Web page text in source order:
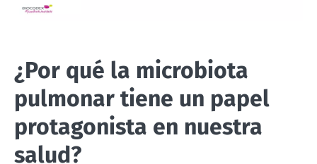
¿Por qué la microbiota
pulmonar tiene un papel
protagonista en nuestra
salud?